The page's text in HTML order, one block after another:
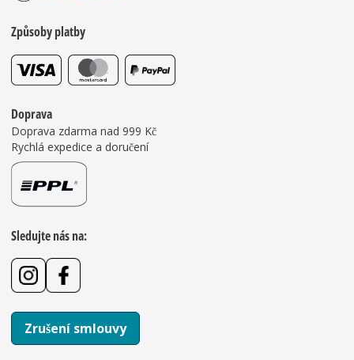
Způsoby platby
Doprava
Doprava zdarma nad 999 Kč
Rychlá expedice a doručení
Sledujte nás na:
Zrušení smlouvy